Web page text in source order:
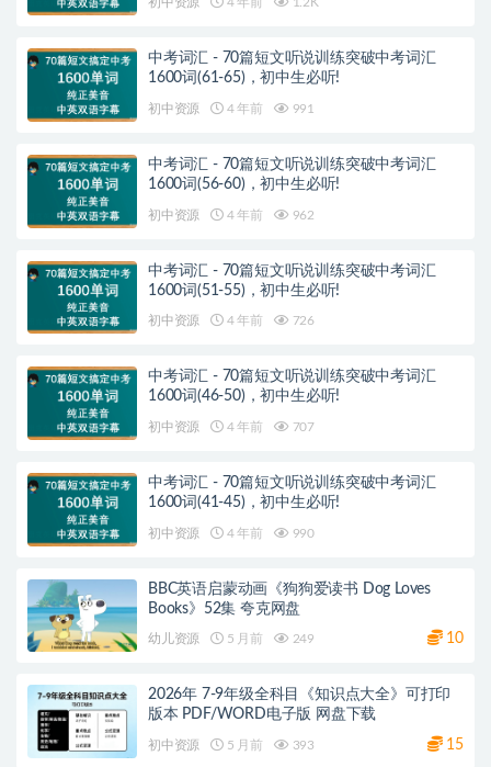
中考词汇 - 70篇短文听说训练突破中考词汇
1600词(61-65)，初中生必听!
初中资源 4 年前 991
中考词汇 - 70篇短文听说训练突破中考词汇
1600词(56-60)，初中生必听!
初中资源 4 年前 962
中考词汇 - 70篇短文听说训练突破中考词汇
1600词(51-55)，初中生必听!
初中资源 4 年前 726
中考词汇 - 70篇短文听说训练突破中考词汇
1600词(46-50)，初中生必听!
初中资源 4 年前 707
中考词汇 - 70篇短文听说训练突破中考词汇
1600词(41-45)，初中生必听!
初中资源 4 年前 990
BBC英语启蒙动画《狗狗爱读书 Dog Loves
Books》52集 夸克网盘
幼儿资源 5 月前 249 10
2026年 7-9年级全科目《知识点大全》可打印
版本 PDF/WORD电子版 网盘下载
初中资源 5 月前 393 15